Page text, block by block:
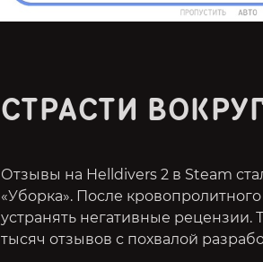
СТРАСТИ ВОКРУГ
Отзывы на Helldivers 2 в Steam
«Уборка». После
устранять негативные рецензии.
тысяч отзывов с похвалой